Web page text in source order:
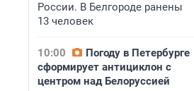
России. В Белгороде ранены
13 человек
10:00
Погоду в Петербурге
сформирует антициклон с
центром над Белоруссией